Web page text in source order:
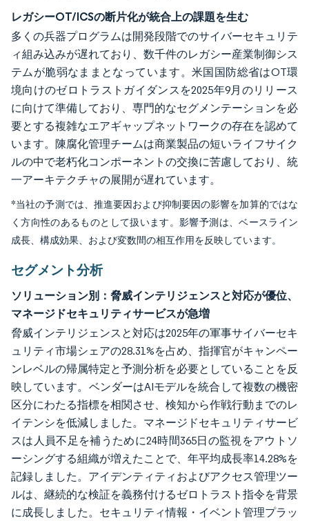
レガシーOT/ICSの断片化が統合上の課題を生む
多くの兵器プログラムは開発段階でのサイバーセキュリテ
ィ組み込みが遅れており、数千件のレガシー産業制御シス
テムが脆弱なままとなっています。米国国防総省はOT環
境向けのゼロトラストガイダンスを2025年9月のリリース
に向けて準備しており、専門的なセグメンテーションを必
要とする複雑なエアギャップネットワークの存在を認めて
います。陳腐化管理チームは商業製品の短いライフサイク
ルの中で老朽化コンポーネントの交換に苦慮しており、統
一アーキテクチャの展開が遅れています。
*当社の予測では、推進要因および抑制要因の影響を加算的ではな
く方向性のあるものとして扱います。影響予測は、ベースライン
成長、構成効果、および変数間の相互作用を反映しています。
セグメント分析
ソリューション別：脅威インテリジェンスと対応が優位、
マネージドセキュリティサービスが急増
脅威インテリジェンスと対応は2025年の軍事サイバーセキ
ュリティ市場シェアの28.31%を占め、指揮官がキャンペー
ンレベルの帰属特定と予測分析を必要としていることを反
映しています。ベンダーはAIモデルを統合して複数の機密
区分にわたる指標を相関させ、検知から作戦行動までのレ
イテンシを低減しました。マネージドセキュリティサービ
スは人員不足を補うために24時間365日の監視をアウトソ
ーシングする組織が増えたことで、年平均成長率14.28%を
記録しました。アイデンティティおよびアクセス管理ツー
ルは、継続的な検証を義務付けるゼロトラスト指令を背景
に成長しました。セキュリティ情報・イベント管理プラッ